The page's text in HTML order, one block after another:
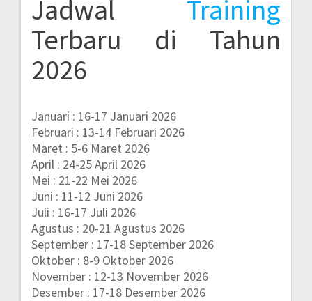
Jadwal Training
Terbaru di Tahun
2026
Januari : 16-17 Januari 2026
Februari : 13-14 Februari 2026
Maret : 5-6 Maret 2026
April : 24-25 April 2026
Mei : 21-22 Mei 2026
Juni : 11-12 Juni 2026
Juli : 16-17 Juli 2026
Agustus : 20-21 Agustus 2026
September : 17-18 September 2026
Oktober : 8-9 Oktober 2026
November : 12-13 November 2026
Desember : 17-18 Desember 2026